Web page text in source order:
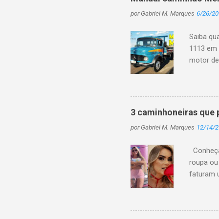
porGabriel M. Marques 6/26/
Saiba
1113
motor
de
LK =
1113
Torque
3 caminhoneiras que
porGabriel M. Marques 12/14/
roupa
faturam
muitos